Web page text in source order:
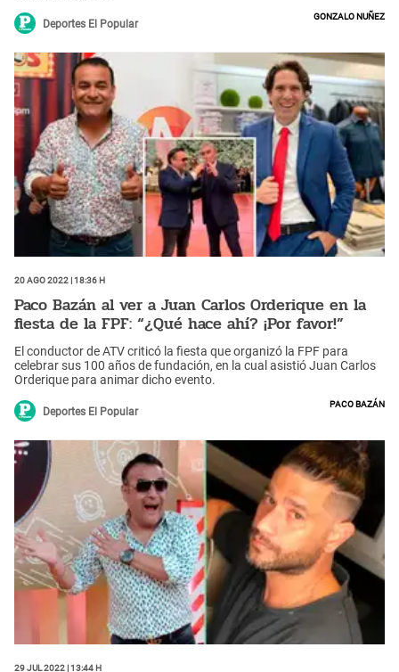
Deportes El Popular
Gonzalo Nuñez
20 Ago 2022 | 18:36 h
Paco Bazán al ver a Juan Carlos Orderique en la
fiesta de la FPF: “¿Qué hace ahí? ¡Por favor!”
El conductor de ATV criticó la fiesta que organizó la FPF para
celebrar sus 100 años de fundación, en la cual asistió Juan Carlos
Orderique para animar dicho evento.
Deportes El Popular
Paco Bazán
29 Jul 2022 | 13:44 h